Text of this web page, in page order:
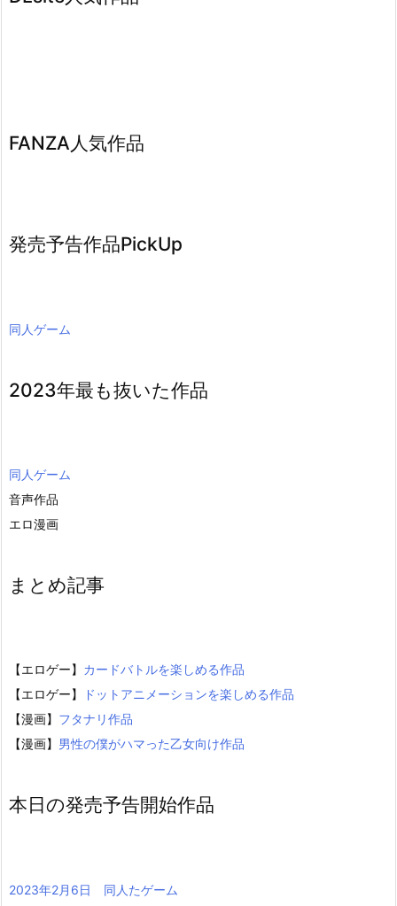
FANZA人気作品
発売予告作品PickUp
同人ゲーム
2023年最も抜いた作品
同人ゲーム
音声作品
エロ漫画
まとめ記事
【エロゲー】 カードバトルを楽しめる作品
【エロゲー】
ドットアニメーションを楽しめる作品
【漫画】 フタナリ作品
【漫画】 男性の僕がハマった乙女向け作品
本日の発売予告開始作品
2023年2月6日 同人たゲーム